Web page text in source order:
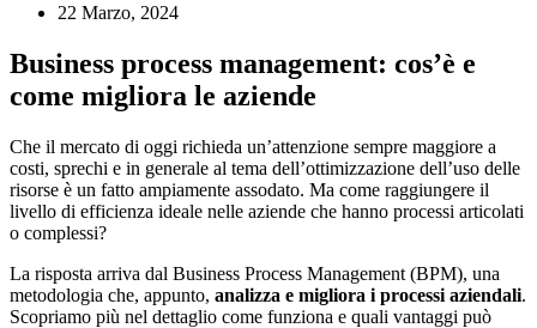
22 Marzo, 2024
Business process management: cos’è e
come migliora le aziende
Che il mercato di oggi richieda un’attenzione sempre maggiore a
costi, sprechi e in generale al tema dell’ottimizzazione dell’uso delle
risorse è un fatto ampiamente assodato. Ma come raggiungere il
livello di efficienza ideale nelle aziende che hanno processi articolati
o complessi?
La risposta arriva dal Business Process Management (BPM), una
metodologia che, appunto, analizza e migliora i processi aziendali.
Scopriamo più nel dettaglio come funziona e quali vantaggi può